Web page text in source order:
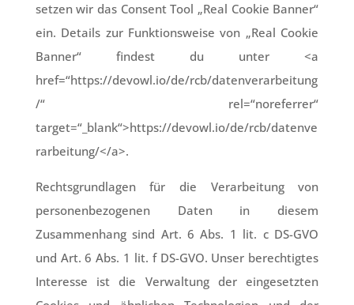
setzen wir das Consent Tool „Real Cookie Banner“
ein. Details zur Funktionsweise von „Real Cookie
Banner“ findest du unter <a
href=“https://devowl.io/de/rcb/datenverarbeitung
/“ rel=“noreferrer“
target=“_blank“>https://devowl.io/de/rcb/datenve
rarbeitung/</a>.
Rechtsgrundlagen für die Verarbeitung von
personenbezogenen Daten in diesem
Zusammenhang sind Art. 6 Abs. 1 lit. c DS-GVO
und Art. 6 Abs. 1 lit. f DS-GVO. Unser berechtigtes
Interesse ist die Verwaltung der eingesetzten